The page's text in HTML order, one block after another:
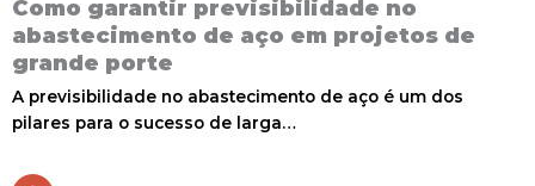
Como garantir previsibilidade no
abastecimento de aço em projetos de
grande porte
A previsibilidade no abastecimento de aço é um dos
pilares para o sucesso de larga…